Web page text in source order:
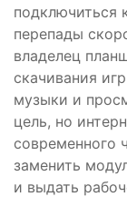
подключиться
перепады
владелец
скачивания
музыки и
цель, но
современного
заменить
и выдать